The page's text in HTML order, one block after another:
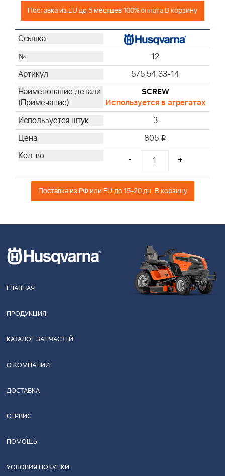
Поставка из EU до 5 месяцев 100% оплата В корзину
12
575 54 33-14
SCREW
Используется в агрегатах
3
805 i
- +
Поставка из РФ или EU до 15-20 дн. В корзину
ГЛАВНАЯ
ПРОДУКЦИЯ
КАТАЛОГ ЗАПЧАСТЕЙ
О КОМПАНИИ
ДОСТАВКА
СЕРВИС
ПОМОЩЬ
УСЛОВИЯ ПОКУПКИ